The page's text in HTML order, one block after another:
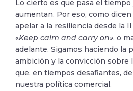
Lo cierto es que pasa el tiempo
aumentan. Por eso, como
apelar a la resiliencia desde la
«Keep calm and carry on», o
adelante. Sigamos haciendo la
ambición y la convicción sobre
que, en tiempos desafiantes,
nuestra política comercial.